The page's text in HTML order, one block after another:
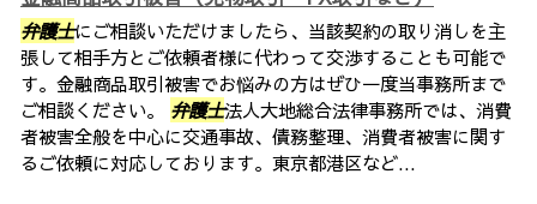
弁護士にご相談いただけましたら、当該契約の取り消しを主
張して相手方とご依頼者様に代わって交渉することも可能で
す。金融商品取引被害でお悩みの方はぜひ一度当事務所まで
ご相談ください。 弁護士法人大地総合法律事務所では、消費
者被害全般を中心に交通事故、債務整理、消費者被害に関す
るご依頼に対応しております。東京都港区など...